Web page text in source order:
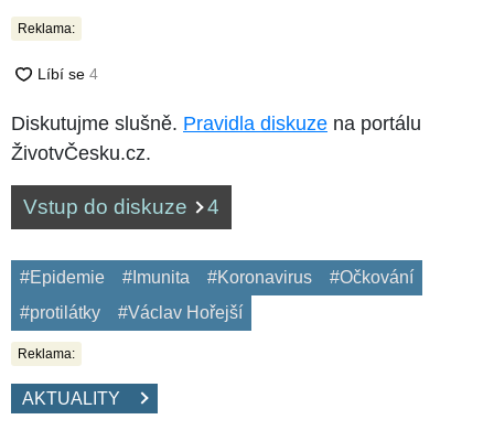
Reklama:
Diskutujme slušně. Pravidla diskuze na portálu
ŽivotvČesku.cz.
Vstup do diskuze 4
#Epidemie #Imunita #Koronavirus
#Očkování
#protilátky
#Václav Hořejší
Reklama:
AKTUALITY